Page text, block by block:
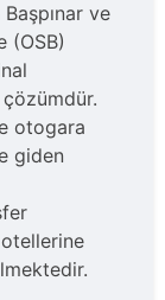
ve
(OSB)
çözümdür.
otogara
giden